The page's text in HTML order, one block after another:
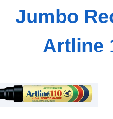
Jumbo
Artline